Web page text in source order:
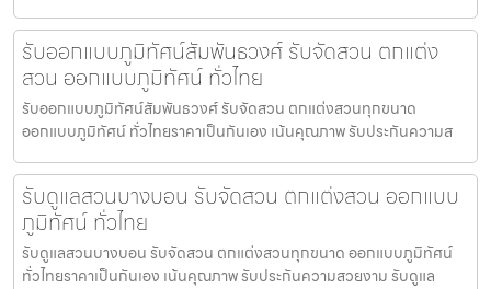
รับออกแบบภูมิทัศน์สัมพันธวงศ์ รับจัดสวน ตกแต่ง
สวน ออกแบบภูมิทัศน์ ทั่วไทย
รับออกแบบภูมิทัศน์สัมพันธวงศ์ รับจัดสวน ตกแต่งสวนทุกขนาด
ออกแบบภูมิทัศน์ ทั่วไทยราคาเป็นกันเอง เน้นคุณภาพ รับประกันความส
รับดูแลสวนบางบอน รับจัดสวน ตกแต่งสวน ออกแบบ
ภูมิทัศน์ ทั่วไทย
รับดูแลสวนบางบอน รับจัดสวน ตกแต่งสวนทุกขนาด ออกแบบภูมิทัศน์
ทั่วไทยราคาเป็นกันเอง เน้นคุณภาพ รับประกันความสวยงาม รับดูแล